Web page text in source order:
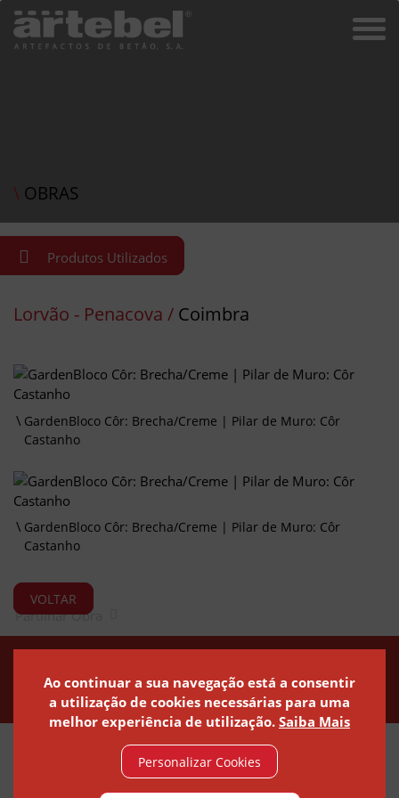
\ OBRAS
Produtos Utilizados
Lorvão - Penacova / Coimbra
GardenBloco Côr: Brecha/Creme | Pilar de Muro: Côr
Castanho
GardenBloco Côr: Brecha/Creme | Pilar de Muro: Côr
Castanho
VOLTAR
Partilhar Obra
Ao continuar a sua navegação está a consentir
a utilização de cookies necessárias para uma
melhor experiência de utilização. Saiba Mais
Personalizar Cookies